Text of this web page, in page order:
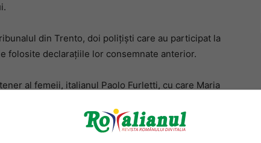
din Trento, doi polițiști care au participat la
folosite declarațiile lor consemnate anterior.
al femeii, italianul Paolo Furletti, cu care Maria
a descris-o ca pe o persoană „complicată și
certuri și că uneori devenea agresivă: „S-a
geloziei ei.”